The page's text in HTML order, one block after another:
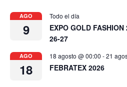
AGO
9
Todo el día
EXPO GOLD
26-27
AGO
18
18 agosto @ 00:00 -21
FEBRATEX 2026